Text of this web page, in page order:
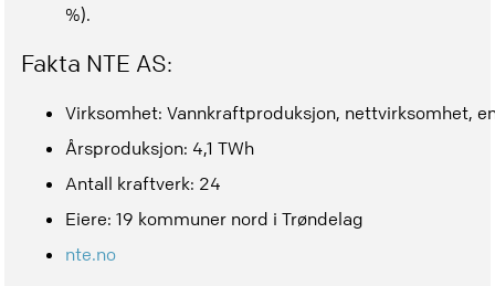
%).
Fakta NTE AS:
Virksomhet: Vannkraftproduksjon, nettvirksomhet,
Årsproduksjon: 4,1 TWh
Antall kraftverk: 24
Eiere: 19 kommuner nord i Trøndelag
nte.no